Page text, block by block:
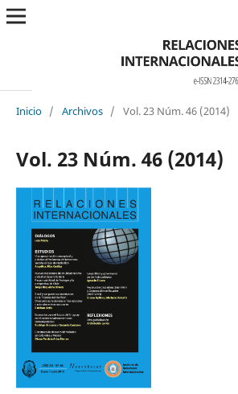
Inicio / Archivos / Vol. 23 Núm. 46 (2014)
Vol. 23 Núm. 46 (2014)